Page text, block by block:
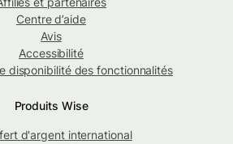
Centre d’aide
Avis
Accessibilité
disponibilité des fonctionnalités
Produits Wise
d'argent international